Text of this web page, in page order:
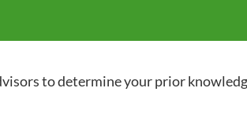
to determine your prior